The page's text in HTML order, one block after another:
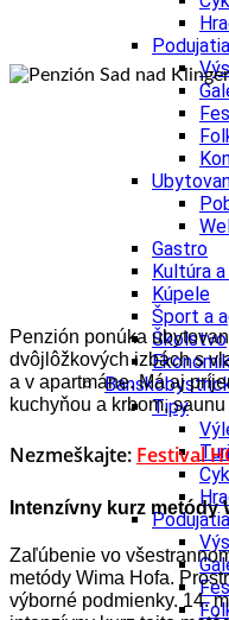
Podujatia
Gastro
Kultúra
Kúpele
Šport a
Školstvo
Tipy
Podujatia
Sad nad Klingerom
Penzión ponúka
dvôjlôžkových izbách s
a v apartmáne. Má aj
kuchyňou a krbom,
Nezmeškajte: Festival
Intenzívny kurz metódy
Zaľúbenie vo
metódy Wima Hofa.
výborné podmienky. 14.